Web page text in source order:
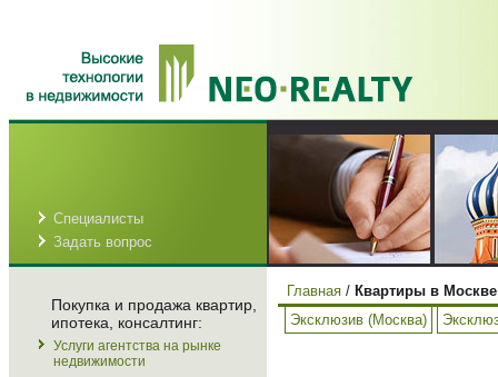
Специалисты
Задать вопрос
Покупка и продажа квартир,
ипотека, консалтинг:
Услуги агентства на рынке
недвижимости
Главная / Квартиры в
Эксклюзив (Москва)